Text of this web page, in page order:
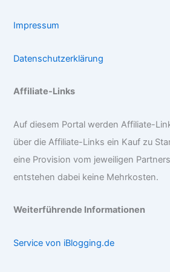
Impressum
Datenschutzerklärung
Affiliate-Links
Auf diesem Portal werden Affiliate-
über die Affiliate-Links ein Kauf zu
eine Provision vom jeweiligen
entstehen dabei keine Mehrkosten.
Weiterführende Informationen
Service von iBlogging.de